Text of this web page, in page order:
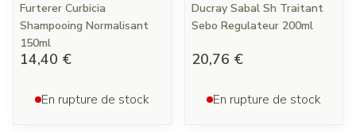
Furterer Curbicia
Shampooing Normalisant
150ml
14,40 €
En rupture de stock
Ducray Sabal Sh Traitant
Sebo Regulateur 200ml
20,76 €
En rupture de stock